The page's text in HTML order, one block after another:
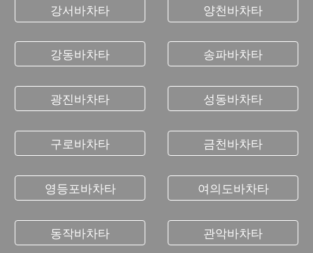
강서바차타
강동바차타
광진바차타
구로바차타
영등포바차타
동작바차타
양천바차타
송파바차타
성동바차타
금천바차타
여의도바차타
관악바차타